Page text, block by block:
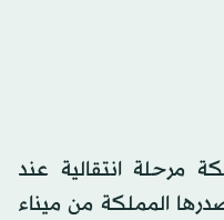
مرحلة انتقالية عند
المملكة من ميناء